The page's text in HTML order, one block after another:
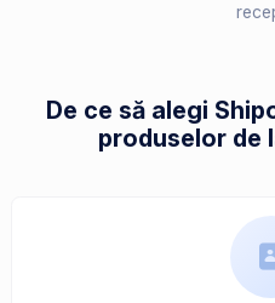
De ce să alegi
produselor de